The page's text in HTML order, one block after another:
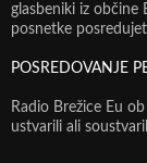
glasbeniki iz občine
posnetke
POSREDOVANJE
Radio Brežice Eu
ustvarili ali